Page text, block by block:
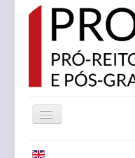
Alternar
Navegação
Notícias